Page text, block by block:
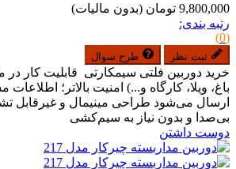
9,800,000 تومان
(بدون مالیات)
رتبه بندی:
(0)
ثبت نظر طرح سوال
خرید دوربین فلتی سیمکارتی قابلیت کار در
باغ، ویلا، کارگاه و...) امنیت بالاتر؛
ارسال می‌شود طراحی مینیمال و غیرقابل
بی‌صدا و بدون نیاز به سیم‌کشی
دوست داشتن